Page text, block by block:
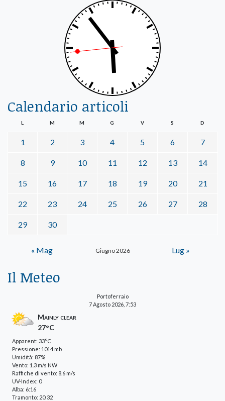
Calendario articoli
Giugno 2026
L M M G V S D
1 2 3 4 5 6 7
8 9 10 11 12 13 14
15 16 17 18 19 20 21
22 23 24 25 26 27 28
29 30
« Mag Lug »
Il Meteo
Portoferraio
7 Agosto 2026, 7:53
Mainly clear
27°C
Apparent: 33°C
Pressione: 1014 mb
Umidità: 87%
Vento: 1.3 m/s NW
Raffiche di vento: 8.6 m/s
UV-Index: 0
Alba: 6:16
Tramonto: 20:32